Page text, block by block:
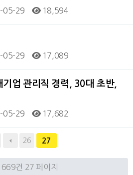
05-29 18,594
05-29 17,089
업 관리직 경력, 30대 초반,
05-29 17,682
26 27
669건 27 페이지